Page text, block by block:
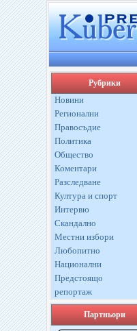
Рубрики
Новини
Регионални
Правосъдие
Политика
Общество
Коментари
Разследване
Култура и спорт
Интервю
Скандално
Местни избори
Любопитно
Национални
Предстоящо
репортаж
Партньори